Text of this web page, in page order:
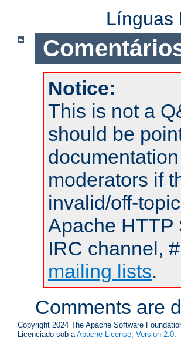
Notice:
This is not a
should be
moderators if
invalid/off-
Apache HTTP
IRC channel,
mailing lists.
Comments are
Copyright 2024 The Apache Software
Licenciado sob aApache License, Version 2.0.